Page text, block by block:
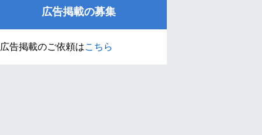
広告掲載の募集
広告掲載のご依頼はこちら